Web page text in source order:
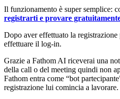
Il funzionamento è super semplice:
registrarti e provare
Dopo aver effettuato la
effettuare il log-in.
Grazie a Fathom AI riceverai una
della call o del meeting quindi non
Fathom entra come “bot
registrazione lui comincia a lavorare.